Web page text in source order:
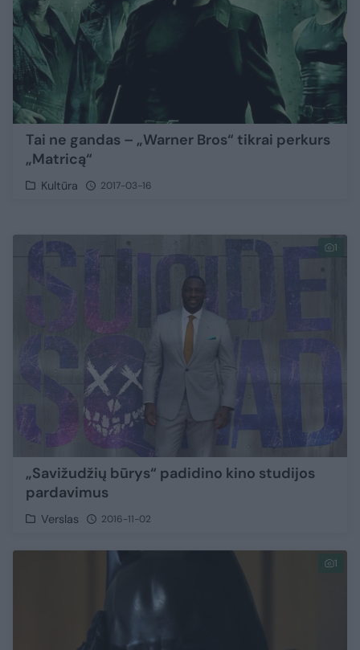
Tai ne gandas – „Warner Bros“ tikrai perkurs
„Matricą“
Kultūra 2017-03-16
1
„Savižudžių būrys“ padidino kino studijos
pardavimus
Verslas 2016-11-02
1